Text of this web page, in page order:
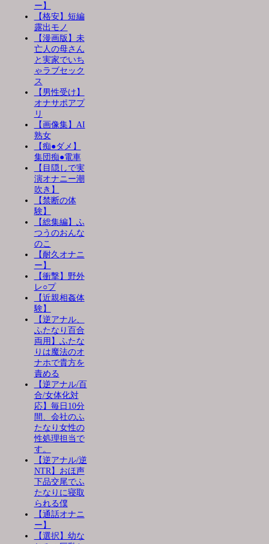
ー】
【格安】短編
露出モノ
【漫画版】未
亡人の母さん
と実家でいち
ゃラブセック
ス
【男性受け】
オナサポアプ
リ
【画像集】AI
熟女
【痴●ダメ】
集団痴●電車
【目隠しで実
演オナニー潮
吹き】
【禁断の体
験】
【総集編】ふ
つうのおんな
のこ
【耐久オナニ
ー】
【衝撃】野外
レ○プ
【近親相姦体
験】
【逆アナル、
ふたなり百合
両用】ふたな
りは魔法のオ
ナホで貴方を
責める
【逆アナル/百
合/女体化対
応】毎日10分
間、会社のふ
たなり女性の
性処理担当で
す。
【逆アナル/逆
NTR】おほ声
下品交尾でふ
たなりに寝取
られる僕
【通話オナニ
ー】
【選択】幼な